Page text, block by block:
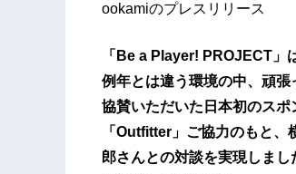
ookamiのプレスリリース
「Be a Player! PROJECT」
例年とは違う環境の中、頑
協賛いただいた日本初のス
「Outfitter」ご協力のもと
郎さんとの対談を実現しま